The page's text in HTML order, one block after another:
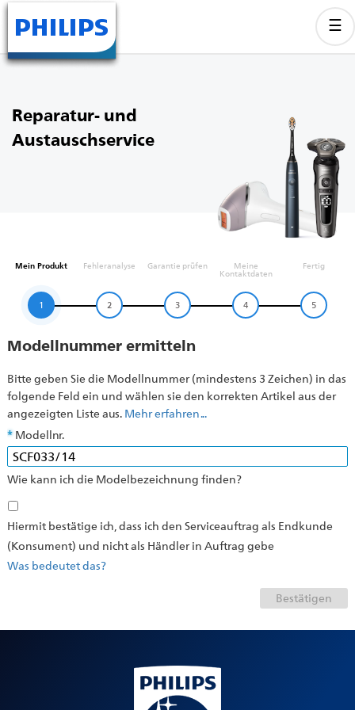
Reparatur- und
Austauschservice
Mein Produkt
1
Fehleranalyse
2
Garantie prüfen
3
Meine
Kontaktdaten
4
Fertig
5
Modellnummer ermitteln
Bitte geben Sie die Modellnummer (mindestens 3 Zeichen) in das
folgende Feld ein und wählen sie den korrekten Artikel aus der
angezeigten Liste aus.Mehr erfahren ...
Modellnr.
Wie kann ich die Modelbezeichnung finden?
Hiermit bestätige ich, dass ich den Serviceauftrag als Endkunde
(Konsument) und nicht als Händler in Auftrag gebe
Was bedeutet das?